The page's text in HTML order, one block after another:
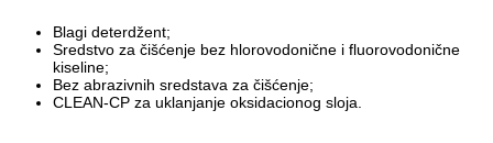
Blagi deterdžent;
Sredstvo za čišćenje bez hlorovodonične i fluorovodonične
kiseline;
Bez abrazivnih sredstava za čišćenje;
CLEAN-CP za uklanjanje oksidacionog sloja.